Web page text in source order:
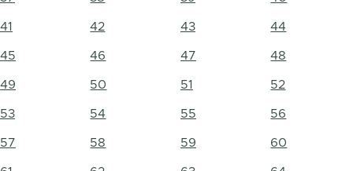
41 42 43 44
45 46 47 48
49 50 51 52
53 54 55 56
57 58 59 60